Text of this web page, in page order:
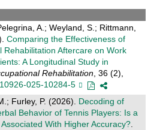
A.; Weyland, S.; Rittmann,
Comparing the Effectiveness of
Rehabilitation Aftercare on Work
A Longitudinal Study in
Rehabilitation, 36 (2),
025-10284-5
Furley, P. (2026). Decoding of
Behavior of Tennis Players: Is a
With Higher Accuracy?.